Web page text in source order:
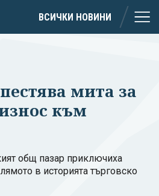
ВСИЧКИ НОВИНИ
мита за
към
общ пазар приключиха
в историята търговско